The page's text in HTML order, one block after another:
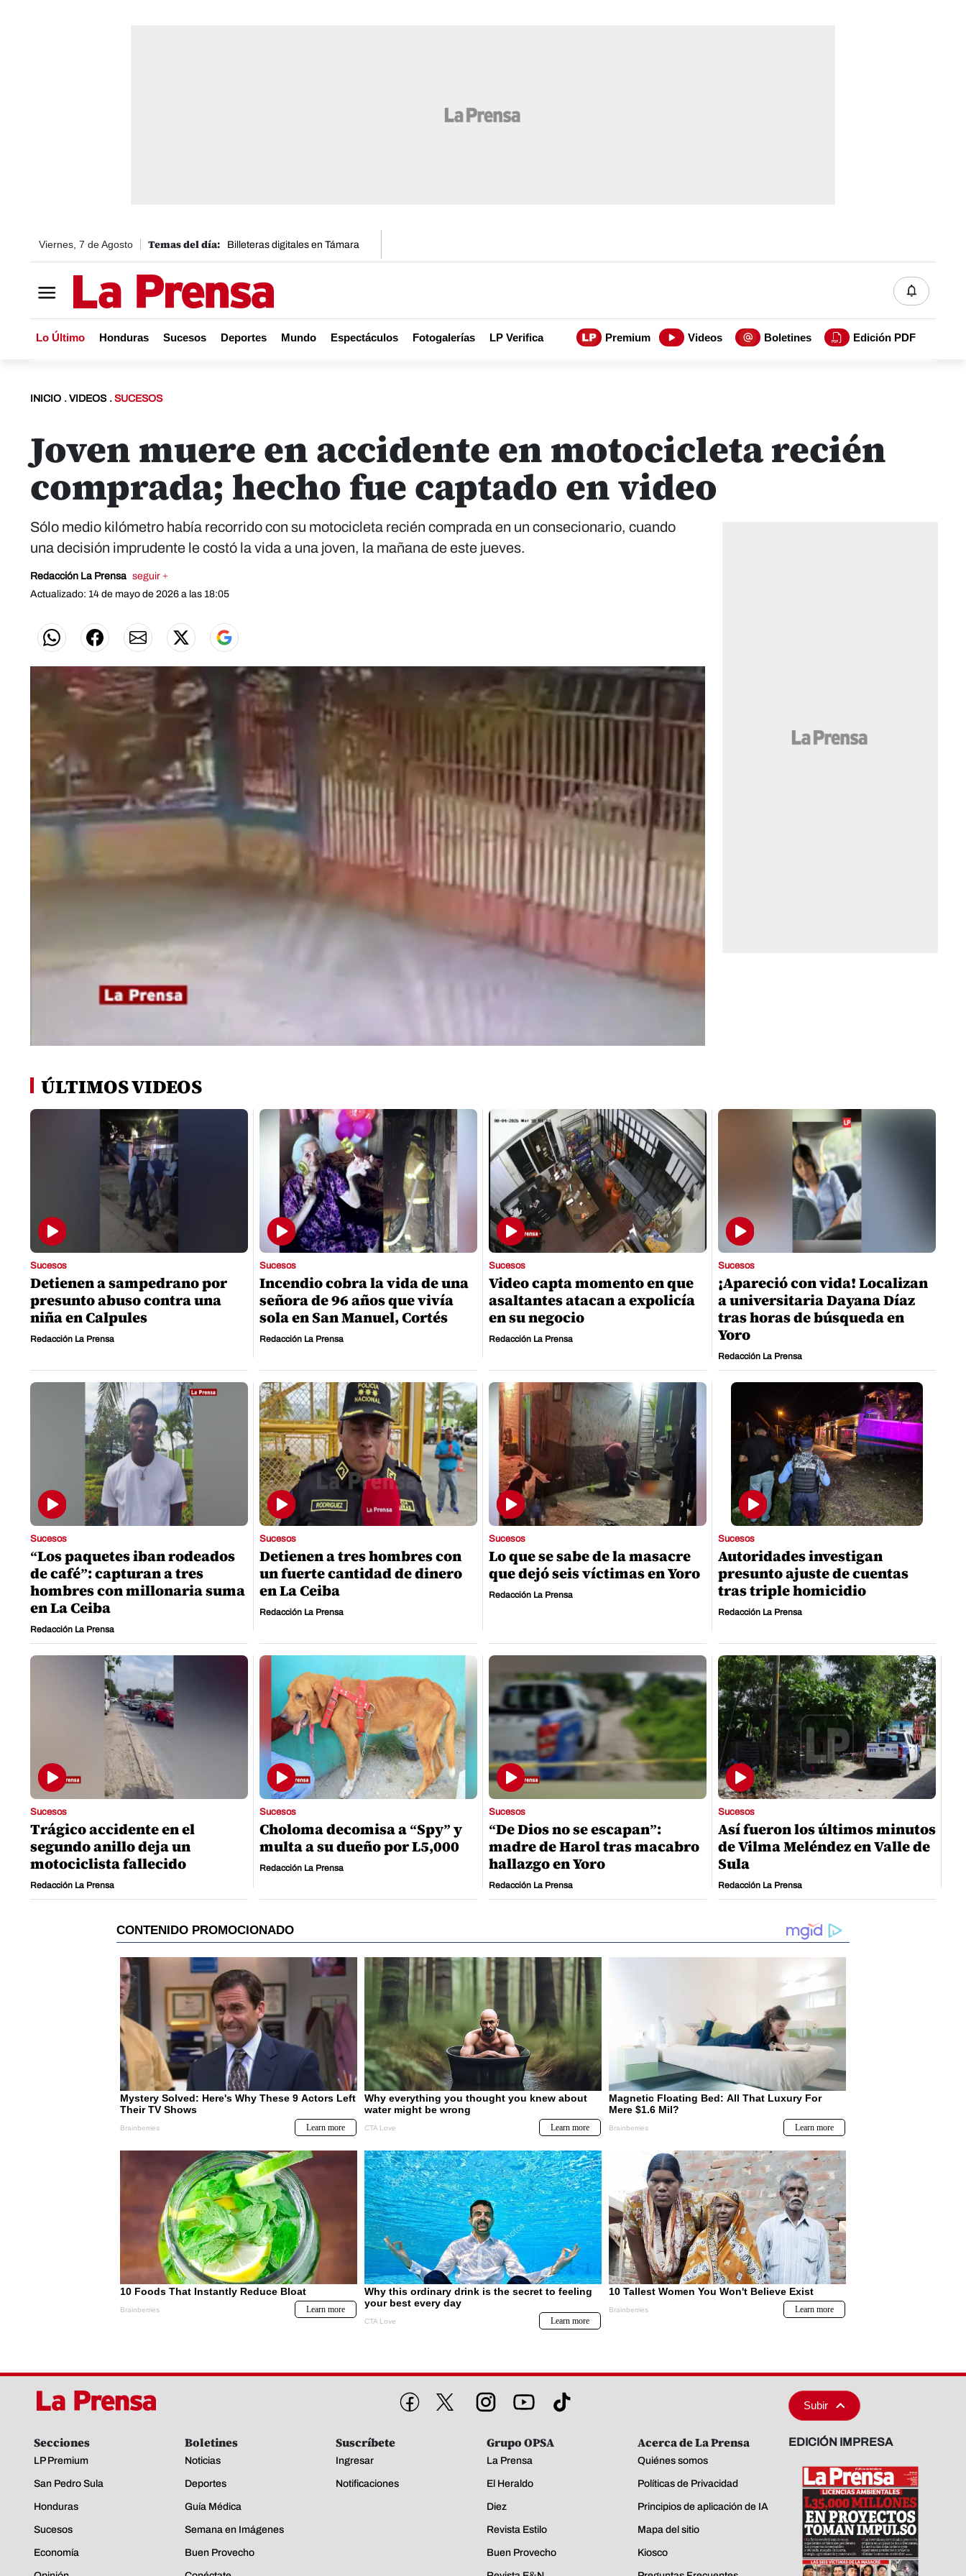
Viernes, 7 de Agosto Billeteras digitales en Támara
Lo Último Honduras Sucesos Deportes Mundo Espectáculos Fotogalerías LP Verifica Premium Videos Boletines Edición PDF
INICIO . VIDEOS . SUCESOS
Joven muere en accidente en motocicleta recién
comprada; hecho fue captado en video
Sólo medio kilómetro había recorrido con su motocicleta recién comprada en un consecionario, cuando
una decisión imprudente le costó la vida a una joven, la mañana de este jueves.
Redacción La Prensa seguir +
Actualizado: 14 de mayo de 2026 a las 18:05
secondsVolume
0%
ÚLTIMOS VIDEOS
Sucesos
Detienen a sampedrano por
presunto abuso contra una
niña en Calpules
Redacción La Prensa
Sucesos
Incendio cobra la vida de una
señora de 96 años que vivía
sola en San Manuel, Cortés
Redacción La Prensa
Sucesos
Video capta momento en que
asaltantes atacan a expolicía
en su negocio
Redacción La Prensa
Sucesos
¡Apareció con vida! Localizan
a universitaria Dayana Díaz
tras horas de búsqueda en
Yoro
Redacción La Prensa
Sucesos
“Los paquetes iban rodeados
de café”: capturan a tres
hombres con millonaria suma
en La Ceiba
Redacción La Prensa
Sucesos
Detienen a tres hombres con
un fuerte cantidad de dinero
en La Ceiba
Redacción La Prensa
Sucesos
Lo que se sabe de la masacre
que dejó seis víctimas en Yoro
Redacción La Prensa
Sucesos
Autoridades investigan
presunto ajuste de cuentas
tras triple homicidio
Redacción La Prensa
Sucesos
Trágico accidente en el
segundo anillo deja un
motociclista fallecido
Redacción La Prensa
Sucesos
Choloma decomisa a “Spy” y
multa a su dueño por L5,000
Redacción La Prensa
Sucesos
“De Dios no se escapan”:
madre de Harol tras macabro
hallazgo en Yoro
Redacción La Prensa
Sucesos
Así fueron los últimos minutos
de Vilma Meléndez en Valle de
Sula
Redacción La Prensa
Subir
Secciones
LP Premium
San Pedro Sula
Honduras
Sucesos
Economía
Boletines
Noticias
Deportes
Guía Médica
Semana en Imágenes
Buen Provecho
Suscríbete
Ingresar
Notificaciones
Grupo OPSA
La Prensa
El Heraldo
Diez
Revista Estilo
Buen Provecho
Acerca de La Prensa
Quiénes somos
Políticas de Privacidad
Principios de aplicación de IA
Mapa del sitio
Kiosco
EDICIÓN IMPRESA